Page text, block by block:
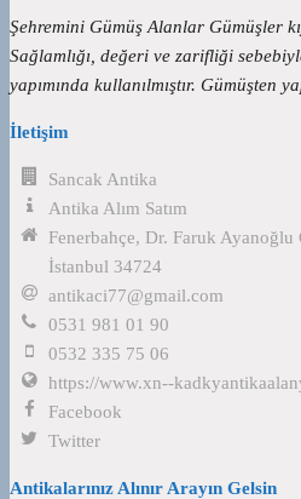
Şehremini Gümüş Alanlar Gümüşler
Sağlamlığı, değeri ve zarifliği
yapımında kullanılmıştır. Gümüşten
İletişim
Sancak Antika
Antika Alım Satım
Fenerbahçe, Dr. Faruk
İstanbul 34724
antikaci77@gmail.com
0531 981 01 90
0532 335 75 06
https://www.xn--
Facebook
Twitter
Antikalarınız Alınır Arayın Gelsin